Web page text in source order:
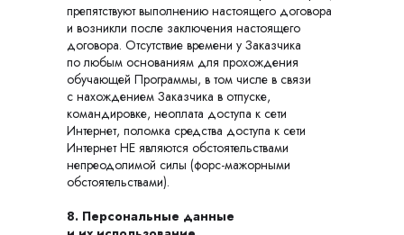
препятствуют выполнению настоящего договора
и возникли после заключения настоящего
договора. Отсутствие времени у Заказчика
по любым основаниям для прохождения
обучающей Программы, в том числе в связи
с нахождением Заказчика в отпуске,
командировке, неоплата доступа к сети
Интернет, поломка средства доступа к сети
Интернет НЕ являются обстоятельствами
непреодолимой силы (форс-мажорными
обстоятельствами).
8. Персональные данные